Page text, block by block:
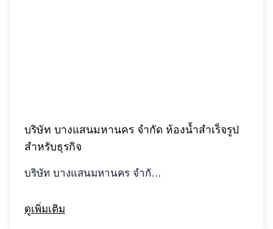
บริษัท บางแสนมหานคร จำกัด ห้องน้ำสำเร็จรูป
สำหรับธุรกิจ
บริษัท บางแสนมหานคร จำกั…
ดูเพิ่มเติม